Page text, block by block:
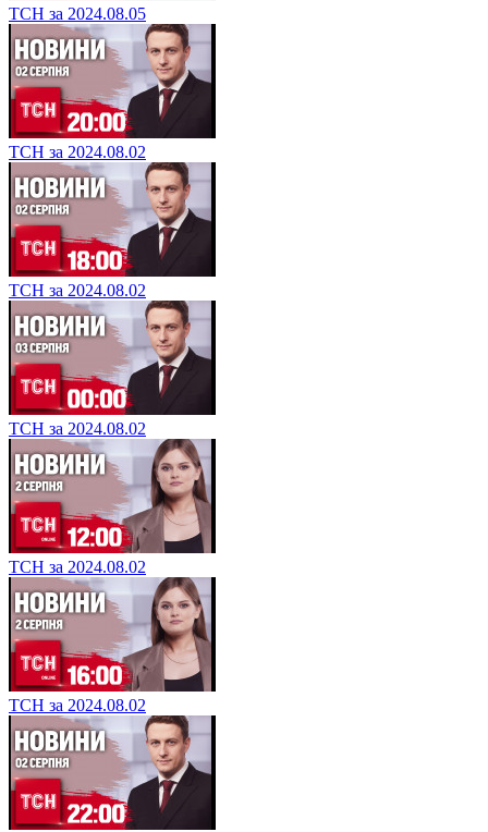
ТСН за 2024.08.05
ТСН за 2024.08.02
ТСН за 2024.08.02
ТСН за 2024.08.02
ТСН за 2024.08.02
ТСН за 2024.08.02